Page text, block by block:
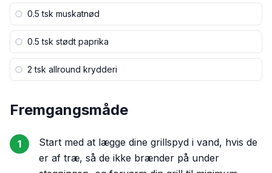
0.5 tsk muskatnød
0.5 tsk stødt paprika
2 tsk allround krydderi
Fremgangsmåde
1
Start med at lægge dine grillspyd i vand, hvis de
er af træ, så de ikke brænder på under